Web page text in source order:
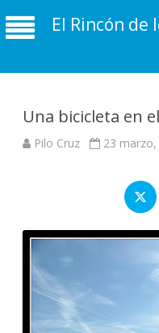
El Rincón de
Una bicicleta en
Pilo Cruz 23 marzo,